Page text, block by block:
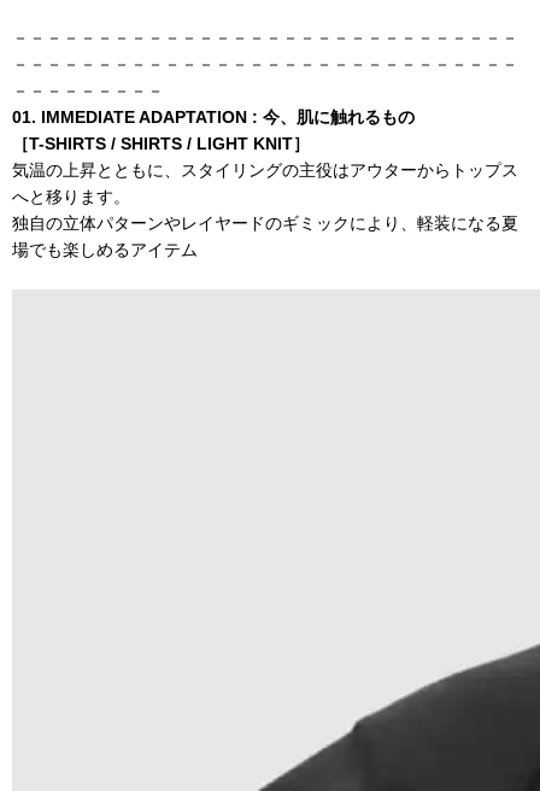
－－－－－－－－－－－－－－－－－－－－－－－－－－－－－－
－－－－－－－－－－－－－－－－－－－－－－－－－－－－－－
－－－－－－－－－
01. IMMEDIATE ADAPTATION : 今、肌に触れるもの
［T-SHIRTS / SHIRTS / LIGHT KNIT］
気温の上昇とともに、スタイリングの主役はアウターからトップス
へと移ります。
独自の立体パターンやレイヤードのギミックにより、軽装になる夏
場でも楽しめるアイテム